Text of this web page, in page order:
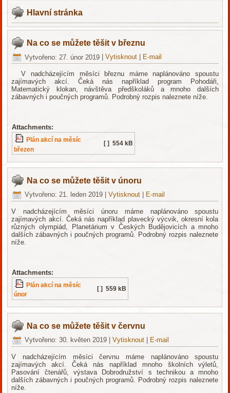
Hlavní stránka
Na co se můžete těšit v březnu
Vytvořeno: 27. únor 2019 |Vytisknout E-mail
V nadcházejícím měsíci březnu máme naplánováno spoustu
zajímavých akcí. Čeká nás například program Pohodáři,
Matematický klokan, návštěva předškoláků a mnoho dalších
zábavných i poučných programů. Podrobný rozpis naleznete níže.
Attachments:
Plán akcí na měsíc
březen
[ ] 554 kB
Na co se můžete těšit v únoru
Vytvořeno: 21. leden 2019 |Vytisknout E-mail
V nadcházejícím měsíci únoru máme naplánováno spoustu
zajímavých akcí. Čeká nás například plavecký výcvik, okresní kola
různých olympiád, Planetárium v Českých Budějovicích a mnoho
dalších zábavných i poučných programů. Podrobný rozpis naleznete
níže.
Attachments:
Plán akcí na měsíc
únor
[ ] 559 kB
Na co se můžete těšit v červnu
Vytvořeno: 30. květen 2019 |Vytisknout E-mail
V nadcházejícím měsíci červnu máme naplánováno spoustu
zajímavých akcí. Čeká nás například mnoho školních výletů,
Pasování čtenářů, výstava Dobrodružství s technikou a mnoho
dalších zábavných i poučných programů. Podrobný rozpis naleznete
níže.